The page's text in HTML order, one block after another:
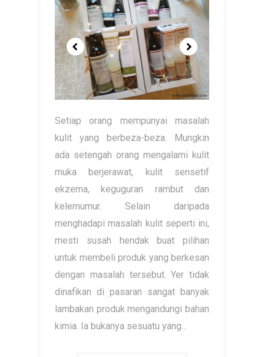
Setiap orang mempunyai masalah
kulit yang berbeza-beza. Mungkin
ada setengah orang mengalami kulit
muka berjerawat, kulit sensetif
ekzema, keguguran rambut dan
kelemumur. Selain daripada
menghadapi masalah kulit seperti ini,
mesti susah hendak buat pilihan
untuk membeli produk yang berkesan
dengan masalah tersebut. Yer tidak
dinafikan di pasaran sangat banyak
lambakan produk mengandungi bahan
kimia. Ia bukanya sesuatu yang...